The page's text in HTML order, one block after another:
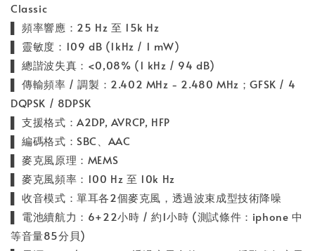
Classic
▌ 頻率響應：25 Hz 至 15k Hz
▌ 靈敏度：109 dB (1kHz / 1 mW)
▌ 總諧波失真：<0,08% (1 kHz / 94 dB)
▌ 傳輸頻率 / 調製：2.402 MHz - 2.480 MHz；GFSK / 4
DQPSK / 8DPSK
▌ 支援格式：A2DP, AVRCP, HFP
▌ 編碼格式：SBC、AAC
▌ 麥克風原理：MEMS
▌ 麥克風頻率：100 Hz 至 10k Hz
▌ 收音模式：單耳各2個麥克風，透過波束成型技術降噪
▌ 電池續航力：6+22小時 / 約1小時 (測試條件：iphone 中
等音量85分貝)